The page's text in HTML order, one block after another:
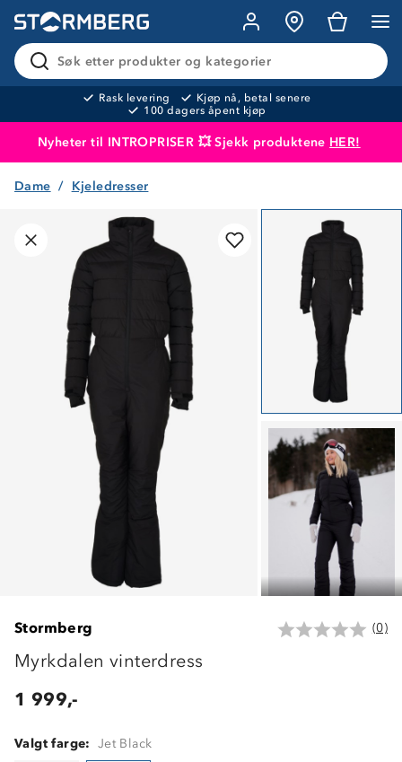
Søk etter produkter og kategorier
Rask levering
Kjøp nå, betal senere
100 dagers åpent kjøp
Nyheter til INTROPRISER 💥 Sjekk produktene HER!
Produktet er lagt i handlekurven
Dame Kjeledresser
Stormberg (0)
Myrkdalen vinterdress
1 999,-
Valgt farge: Jet Black